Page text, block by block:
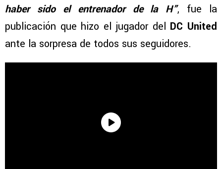
haber sido el entrenador de la H”, fue la
publicación que hizo el jugador del DC United
ante la sorpresa de todos sus seguidores.